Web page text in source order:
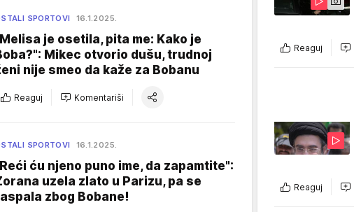
SPORTOVI 16.1.2025.
je osetila, pita me: Kako je
Mikec otvorio dušu, trudnoj
nije smeo da kaže za Bobanu
Reaguj Komentariši
SPORTOVI 16.1.2025.
ću njeno puno ime, da zapamtite":
uzela zlato u Parizu, pa se
zbog Bobane!
Reaguj
Reaguj